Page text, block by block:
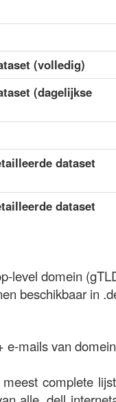
(volledig)
(dagelijkse
dataset
dataset
level domein
beschikbaar in
e-mails van
complete